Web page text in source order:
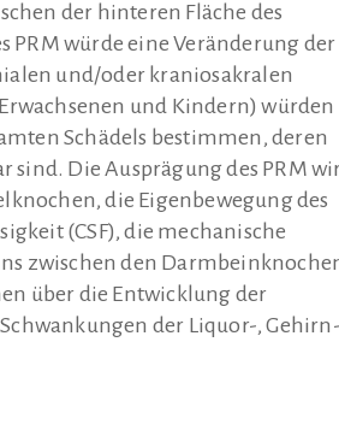
der hinteren Fläche des
PRM würde eine Veränderung der
und/oder kraniosakralen
und Kindern) würden
Schädels bestimmen, deren
sind. Die Ausprägung des PRM
die Eigenbewegung des
(CSF), die mechanische
zwischen den
über die Entwicklung der
der Liquor-,